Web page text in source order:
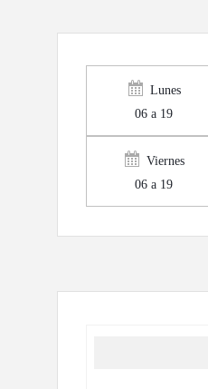
Lunes
06 a 19
Viernes
06 a 19